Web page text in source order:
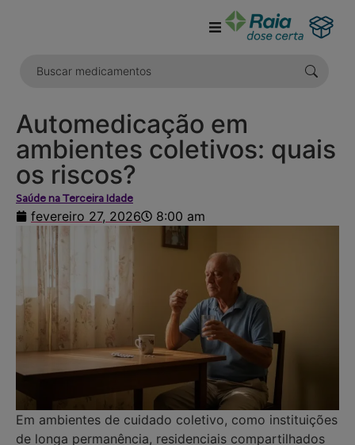
Automedicação em
ambientes coletivos: quais
os riscos?
Saúde na Terceira Idade
fevereiro 27, 2026 8:00 am
Em ambientes de cuidado coletivo, como instituições
de longa permanência, residenciais compartilhados